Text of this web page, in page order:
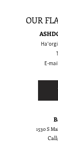
OUR
E-
1530 S